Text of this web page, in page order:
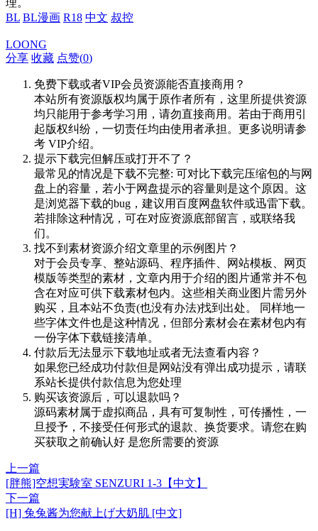
BL BL漫画 R18 中文 叔控
LOONG
分享 收藏 点赞(0)
免费下载或者VIP会员资源能否直接商用？
本站所有资源版权均属于原作者所有，这里所提供资源
均只能用于参考学习用，请勿直接商用。若由于商用引
起版权纠纷，一切责任均由使用者承担。更多说明请参
考 VIP介绍。
提示下载完但解压或打开不了？
最常见的情况是下载不完整: 可对比下载完压缩包的与网
盘上的容量，若小于网盘提示的容量则是这个原因。这
是浏览器下载的bug，建议用百度网盘软件或迅雷下载。
若排除这种情况，可在对应资源底部留言，或联络我
们。
找不到素材资源介绍文章里的示例图片？
对于会员专享、整站源码、程序插件、网站模板、网页
模版等类型的素材，文章内用于介绍的图片通常并不包
含在对应可供下载素材包内。这些相关商业图片需另外
购买，且本站不负责(也没有办法)找到出处。 同样地一
些字体文件也是这种情况，但部分素材会在素材包内有
一份字体下载链接清单。
付款后无法显示下载地址或者无法查看内容？
如果您已经成功付款但是网站没有弹出成功提示，请联
系站长提供付款信息为您处理
购买该资源后，可以退款吗？
源码素材属于虚拟商品，具有可复制性，可传播性，一
旦授予，不接受任何形式的退款、换货要求。请您在购
买获取之前确认好 是您所需要的资源
上一篇
[胖熊]空想実験室 SENZURI 1-3【中文】
下一篇
[H] 兔兔酱为您献上げ大奶肌 [中文]